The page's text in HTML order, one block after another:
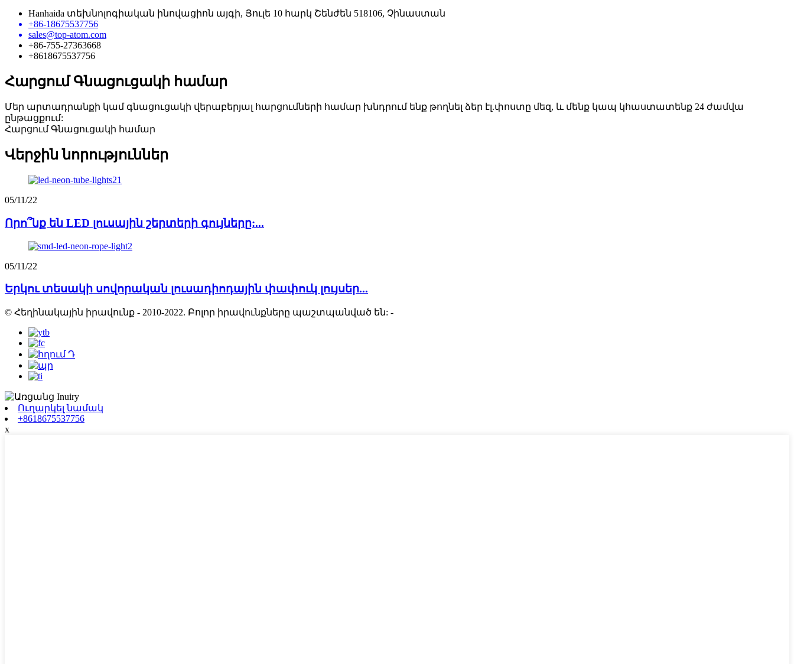
Hanhaida տեխնոլոգիական ինովացիոն այգի, Յուլե 10 հարկ Շենժեն 518106, Չինաստան
+86-18675537756
sales@top-atom.com
+86-755-27363668
+8618675537756
Հարցում Գնացուցակի համար
Մեր արտադրանքի կամ գնացուցակի վերաբերյալ հարցումների համար խնդրում ենք թողնել ձեր էլ.փոստը մեզ, և մենք կապ կհաստատենք 24 ժամվա
ընթացքում:
Հարցում Գնացուցակի համար
Վերջին նորություններ
05/11/22
Որո՞նք են LED լուսային շերտերի գույները:...
05/11/22
Երկու տեսակի սովորական լուսադիոդային փափուկ լույսեր...
© Հեղինակային իրավունք - 2010-2022. Բոլոր իրավունքները պաշտպանված են: -
Ուղարկել նամակ
+8618675537756
x